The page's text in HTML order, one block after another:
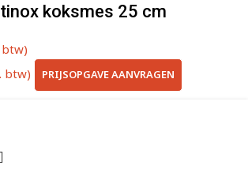
koksmes 25 cm
btw)
btw) PRIJSOPGAVE AANVRAGEN